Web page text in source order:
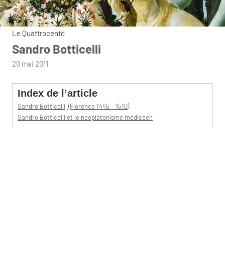
Le Quattrocento
Sandro Botticelli
par
20 mai 2011
Index de l’article
Sandro Botticelli, (Florence 1445 – 1510)
Sandro Botticelli et le néoplatonisme médicéen